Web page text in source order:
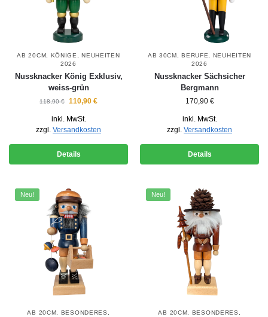
AB 20CM KÖNIGE ,NEUHEITEN
2026
Nussknacker König Exklusiv,
weiss-grün
118,90€ 110,90 €
inkl. MwSt.
zzgl. Versandkosten
Details
AB 30CM ,BERUFE
NEUHEITEN
2026
Nussknacker Sächsicher
Bergmann
170,90 €
inkl. MwSt.
zzgl. Versandkosten
Details
Neu!
AB 20CM BESONDERES
Neu!
AB 20CM BESONDERES